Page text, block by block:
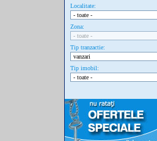
Localitate:
Zona:
Tip tranzactie:
Tip imobil: